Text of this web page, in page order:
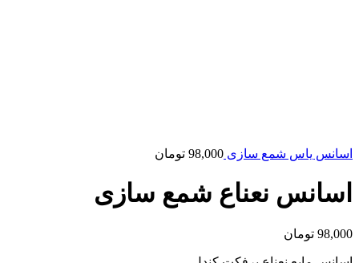
اسانس یاس شمع سازی 98,000 تومان
اسانس نعناع شمع سازی
98,000 تومان